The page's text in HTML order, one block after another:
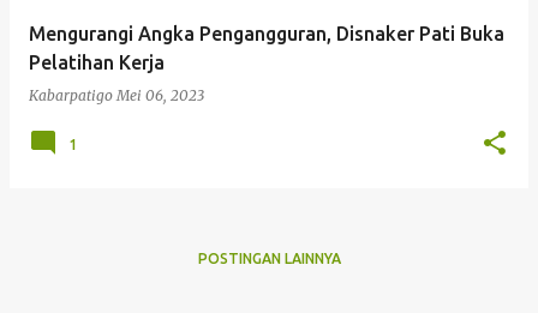
Mengurangi Angka Pengangguran, Disnaker Pati Buka
Pelatihan Kerja
Kabarpatigo Mei 06, 2023
1
POSTINGAN LAINNYA